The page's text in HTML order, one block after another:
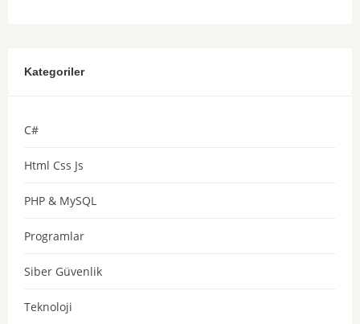
Kategoriler
C#
Html Css Js
PHP & MySQL
Programlar
Siber Güvenlik
Teknoloji